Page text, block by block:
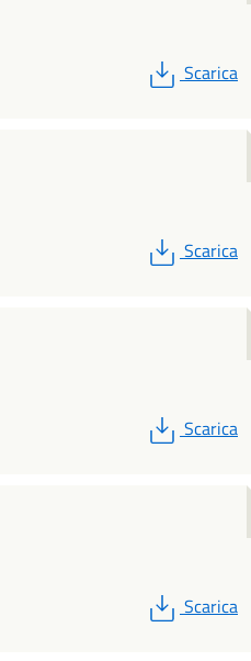
PDF
Scarica
PDF
Scarica
PDF
Scarica
PDF
Scarica